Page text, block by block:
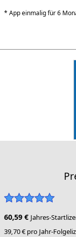
* App einmalig für 6
60,59 € Jahres-
39,70 € pro Jahr-